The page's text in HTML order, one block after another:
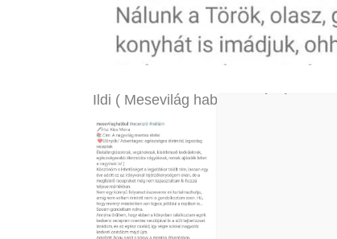
Ildi ( Mesevilág habbal ) ajánlója – A